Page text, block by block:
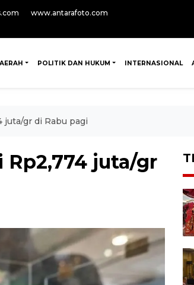
www.antarafoto.com
POLITIK DAN HUKUM INTERNASIONAL
juta/gr di Rabu pagi
Rp2,774 juta/gr